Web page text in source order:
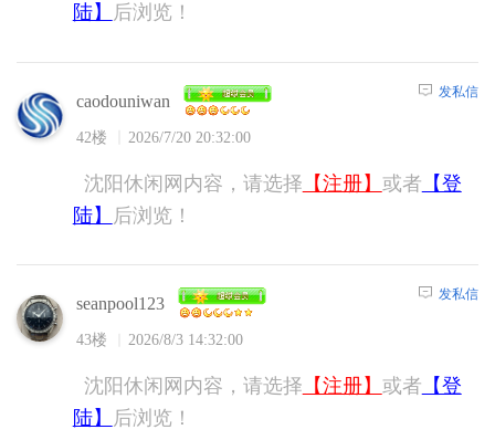
陆】
后浏览！
caodouniwan
42楼 2026/7/20 20:32:00
发私信
沈阳休闲网内容，请选择 【注册】 或者 【登
陆】
后浏览！
seanpool123
43楼 2026/8/3 14:32:00
发私信
沈阳休闲网内容，请选择 【注册】 或者 【登
陆】
后浏览！